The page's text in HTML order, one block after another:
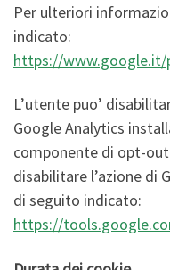
Per ulteriori
indicato:
https://www.google.it/
L’utente puo’
Google Analytics
componente di opt-
disabilitare l’azione di
di seguito indicato:
https://